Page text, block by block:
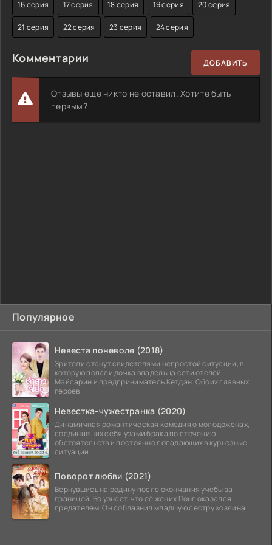
Популярное
Невеста поневоле (2018)
Зрители станут свидетелями непростой ситуации, в
которую попали дочка владельца сети отелей
Мэйсарин и предприниматель Кетдэн. Обоих главных
героев
Невестка-чужестранка (2020)
Динамичная романтическая комедия о молодоженах,
соединивших себя узами брака по стечению
обстоятельств и постоянно попадающих в курьезные
ситуации...
Поворот любви (2021)
Вернувшись на родину после окончания учебы за
границей, Бо узнает, что её жених Понг оказался
предателем. Он соблазнил младшую сестру хозяина
16 серия 17 серия 18 серия 19 серия 20 серия
21 серия 22 серия 23 серия 24 серия
Комментарии ДОБАВИТЬ
Отзывы ещё никто не оставил. Хотите быть
первым?